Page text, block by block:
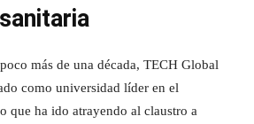
más de una década, TECH Global
como universidad líder en el
que ha ido atrayendo al claustro a